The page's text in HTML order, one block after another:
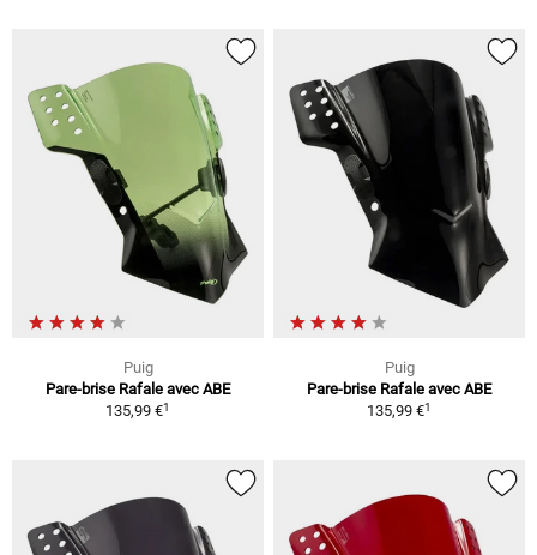
Puig
Pare-brise Rafale avec ABE
135,99 €1
Puig
Pare-brise Rafale avec ABE
135,99 €1